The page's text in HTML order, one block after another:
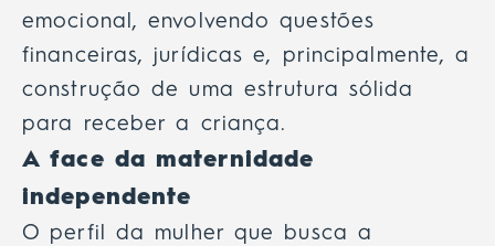
emocional, envolvendo questões
financeiras, jurídicas e, principalmente, a
construção de uma estrutura sólida
para receber a criança.
A face da maternidade
independente
O perfil da mulher que busca a